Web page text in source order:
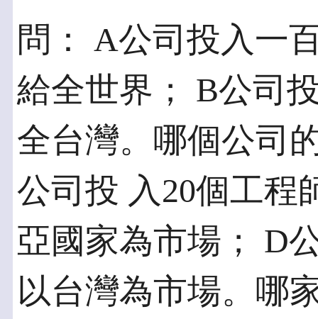
問： A公司投入一
給全世界； B公司
全台灣。哪個公司
公司投 入20個工程
亞國家為市場； D
以台灣為市場。哪